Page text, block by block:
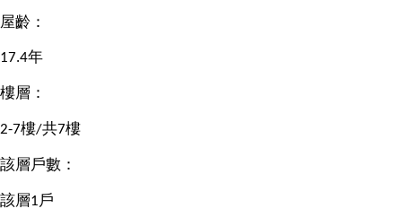
屋齡：
17.4年
樓層：
2-7樓/共7樓
該層戶數：
該層1戶